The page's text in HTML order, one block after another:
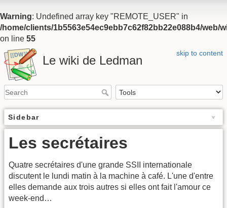
Warning: Undefined array key "REMOTE_USER" in
/home/clients/1b5563e54ec9ebb7c62f82bb22e088b4/
on line 55
skip to content
Le wiki de Ledman
Sidebar
Les secrétaires
Quatre secrétaires d'une grande SSII internationale
discutent le lundi matin à la machine à café. L'une d'entre
elles demande aux trois autres si elles ont fait l'amour ce
week-end…